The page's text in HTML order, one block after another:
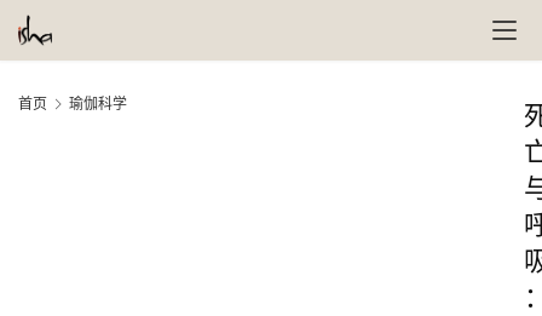
首页 瑜伽科学